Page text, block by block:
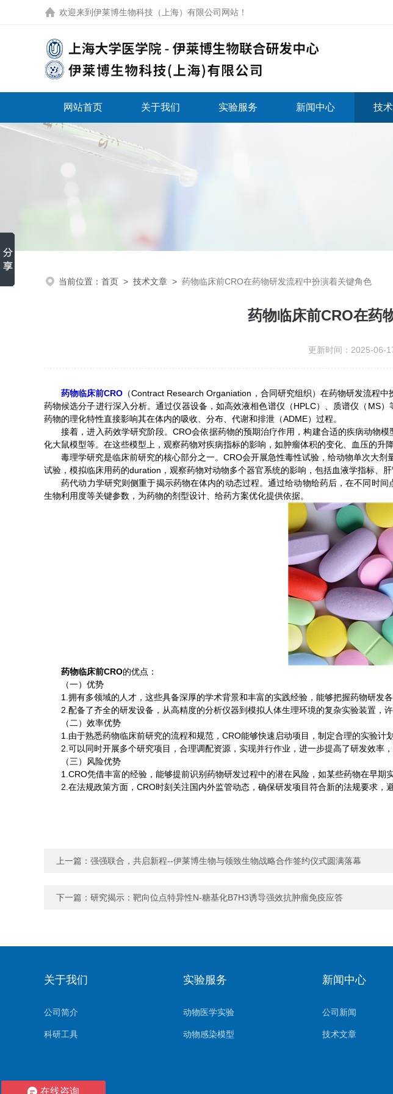
欢迎来到 伊莱博生物科技（上海）有限公司网站 ！
网站首页 关于我们 实验服务 新闻中心 技
当前位置： 首页 > 技术文章 > 药物临床前CRO在药物研发流程中扮演着关键角色
药物临床前CRO在药
更新时间：2025-
药物临床前CRO （Contract Research Organiation，合同研究组织）在药物研发流程
药物候选分子进行深入分析。通过仪器设备，如高效液相色谱仪（HPLC）、质谱仪（MS
药物的理化特性直接影响其在体内的吸收、分布、代谢和排泄（ADME）过程。
接着，进入药效学研究阶段。CRO会依据药物的预期治疗作用，构建合适的疾病动物模
化大鼠模型等。在这些模型上，观察药物对疾病指标的影响，如肿瘤体积的变化、血压的升
毒理学研究是临床前研究的核心部分之一。CRO会开展急性毒性试验，给动物单次大剂
试验，模拟临床用药的duration，观察药物对动物多个器官系统的影响，包括血液学指标、
药代动力学研究则侧重于揭示药物在体内的动态过程。通过给动物给药后，在不同时间
生物利用度等关键参数，为药物的剂型设计、给药方案优化提供依据。
药物临床前CRO的优点：
（一）优势
1.拥有多领域的人才，这些具备深厚的学术背景和丰富的实践经验，能够把握药物研发
2.配备了齐全的研发设备，从高精度的分析仪器到模拟人体生理环境的复杂实验装置，
（二）效率优势
1.由于熟悉药物临床前研究的流程和规范，CRO能够快速启动项目，制定合理的实验计
2.可以同时开展多个研究项目，合理调配资源，实现并行作业，进一步提高了研发效率，
（三）风险优势
1.CRO凭借丰富的经验，能够提前识别药物研发过程中的潜在风险，如某些药物在早期
2.在法规政策方面，CRO时刻关注国内外监管动态，确保研发项目符合新的法规要求，避
上一篇： 强强联合，共启新程--伊莱博生物与领致生物战略合作签约仪式圆满落幕
下一篇： 研究揭示：靶向位点特异性N-糖基化B7H3诱导强效抗肿瘤免疫应答
关于我们
公司简介
科研工具
实验服务
动物医学实验
动物感染模型
新闻中心
公司新闻
技术文章
在线咨询